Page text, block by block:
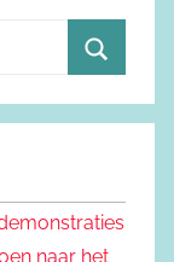
o
e
naar het